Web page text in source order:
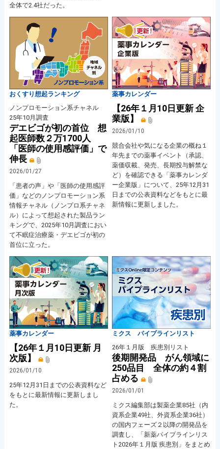
全体で2.4社だった。
おくすり想起ランキング
ノンプロモーション系チャネル
25年10月調査
デエビゴが初の首位 想
起医師数２万1700人
「医師の使用感評価」で
伸長
2026/01/27
「患者の声」や「医師の使用感評
価」などのノンプロモーション系
情報チャネル（ノンプロ系チャネ
ル）によって想起された製品ラン
キングで、2025年10月調査におい
て不眠症治療薬・デエビゴが初の
首位に立った。
薬事カレンダー
【26年１月10日更新 企
業版】
2026/01/10
競合会社や気になる企業の概ね１
年先までの薬事イベント（承認、
薬価収載、発売、長期投与解禁な
ど）を確認できる「薬事カレンダ
ー企業版」について、25年12月31
日までの公表資料などをもとに最
新情報に更新しました。
薬事カレンダー
【26年１月10日更新 月
次版】
2026/01/10
25年12月31日までの公表資料など
をもとに最新情報に更新しまし
た。
ミクス パイプラインリスト
26年１月版 疾患別リスト
後期開発品 がん領域に
250品目 全体の約４割
占める
2026/01/01
ミクス編集部は製薬企業85社（内
資系企業49社、外資系企業36社）
の国内フェーズ２以降の開発品を
調査し、「新薬パイプラインリス
ト2026年１月版 疾患別」をまとめ